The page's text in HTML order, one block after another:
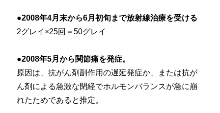
●2008年4月末から6月初旬まで放射線治療を受ける
2グレイ×25回＝50グレイ
●2008年5月から関節痛を発症。
原因は、抗がん剤副作用の遅延発症か、または抗が
ん剤による急激な閉経でホルモンバランスが急に崩
れたためであると推定。